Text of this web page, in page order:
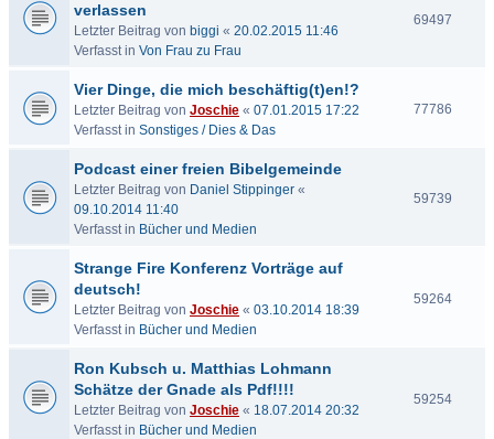
verlassen
Letzter Beitrag von biggi « 20.02.2015 11:46
Verfasst in Von Frau zu Frau
69497
Vier Dinge, die mich beschäftig(t)en!?
Letzter Beitrag von Joschie « 07.01.2015 17:22
Verfasst in Sonstiges / Dies & Das
77786
Podcast einer freien Bibelgemeinde
Letzter Beitrag von Daniel Stippinger «
09.10.2014 11:40
Verfasst in Bücher und Medien
59739
Strange Fire Konferenz Vorträge auf
deutsch!
Letzter Beitrag von Joschie « 03.10.2014 18:39
Verfasst in Bücher und Medien
59264
Ron Kubsch u. Matthias Lohmann
Schätze der Gnade als Pdf!!!!
Letzter Beitrag von Joschie « 18.07.2014 20:32
Verfasst in Bücher und Medien
59254